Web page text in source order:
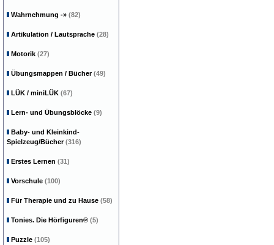
Wahrnehmung -» (82)
Artikulation / Lautsprache (28)
Motorik (27)
Übungsmappen / Bücher(49)
LÜK / miniLÜK (67)
Lern- und Übungsblöcke (9)
Baby- und Kleinkind-
Spielzeug/Bücher(316)
Erstes Lernen (31)
Vorschule (100)
Für Therapie und zu Hause (58)
Tonies. Die Hörfiguren® (5)
Puzzle (105)